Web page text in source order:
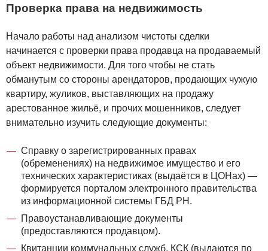
Проверка права на недвижимость
Начало работы над анализом чистоты сделки
начинается с проверки права продавца на продаваемый
объект недвижимости. Для того чтобы не стать
обманутым со стороны арендаторов, продающих чужую
квартиру, жуликов, выставляющих на продажу
арестованное жильё, и прочих мошенников, следует
внимательно изучить следующие документы:
Справку о зарегистрированных правах
(обременениях) на недвижимое имущество и его
технических характеристиках (выдаётся в ЦОНах) —
формируется порталом электронного правительства
из информационной системы ГБД РН.
Правоустанавливающие документы
(предоставляются продавцом).
Квитанции коммунальных служб, КСК (выдаются по